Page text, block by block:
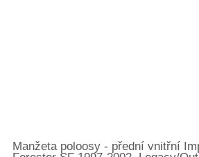
Manžeta poloosy - přední vnitřní